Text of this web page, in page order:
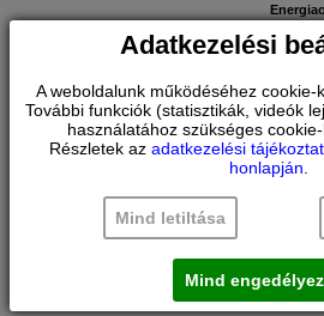
Teríték:
Zajszint:
Összehasonlítás
60 CM SZÉLES MOSOGATÓGÉP
Adatkezelési
A weboldalunk működéséhez cookie-
További funkciók (statisztikák, videók
használatához szükséges
Részletek az adatkezelési
honlapján.
Mind letiltása
Mind